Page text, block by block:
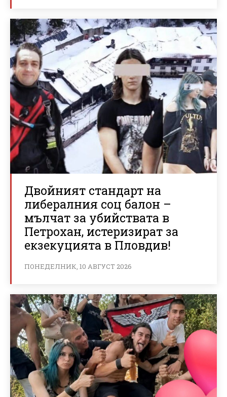
Двойният стандарт на
либералния соц балон –
мълчат за убийствата в
Петрохан, истеризират за
екзекуцията в Пловдив!
ПОНЕДЕЛНИК, 10 АВГУСТ 2026